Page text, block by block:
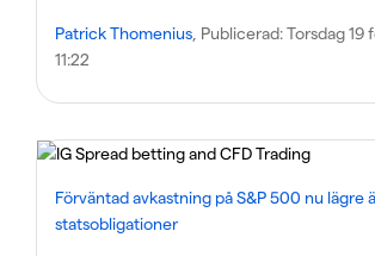
Patrick Thomenius , Publicerad:Torsdag 19
11:22
Förväntad avkastning på S&P 500 nu lägre
statsobligationer